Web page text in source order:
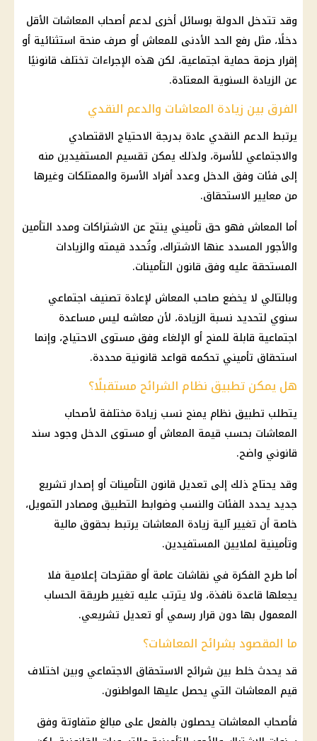
وقد تتدخل الدولة بوسائل أخرى لدعم أصحاب المعاشات الأقل
دخلًا، مثل رفع الحد الأدنى للمعاش أو صرف منحة استثنائية أو
إقرار حزمة حماية اجتماعية، لكن هذه الإجراءات تختلف قانونيًا
عن الزيادة السنوية المعتادة.
الفرق بين زيادة المعاشات والدعم النقدي
يرتبط الدعم النقدي عادة بدرجة الاحتياج الاقتصادي
والاجتماعي للأسرة، ولذلك يمكن تقسيم المستفيدين منه
إلى فئات وفق الدخل وعدد أفراد الأسرة والممتلكات وغيرها
من معايير الاستحقاق.
أما المعاش فهو حق تأميني ينتج عن الاشتراكات ومدد التأمين
والأجور المسدد عنها الاشتراك، وتُحدد قيمته والزيادات
المستحقة عليه وفق قانون التأمينات.
وبالتالي لا يخضع صاحب المعاش لإعادة تصنيف اجتماعي
سنوي لتحديد نسبة الزيادة، لأن معاشه ليس مساعدة
اجتماعية قابلة للمنح أو الإلغاء وفق مستوى الاحتياج، وإنما
استحقاق تأميني تحكمه قواعد قانونية محددة.
هل يمكن تطبيق نظام الشرائح مستقبلًا؟
يتطلب تطبيق نظام يمنح نسب زيادة مختلفة لأصحاب
المعاشات بحسب قيمة المعاش أو مستوى الدخل وجود سند
قانوني واضح.
وقد يحتاج ذلك إلى تعديل قانون التأمينات أو إصدار تشريع
جديد يحدد الفئات والنسب وضوابط التطبيق ومصادرالتمويل،
خاصة أن تغيير آلية زيادة المعاشات يرتبط بحقوق مالية
وتأمينية لملايين المستفيدين.
أما طرح الفكرة في نقاشات عامة أو مقترحات إعلامية فلا
يجعلها قاعدة نافذة، ولا يترتب عليه تغيير طريقة الحساب
المعمول بها دون قرار رسمي أو تعديل تشريعي.
ما المقصود بشرائح المعاشات؟
قد يحدث خلط بين شرائح الاستحقاق الاجتماعي وبين اختلاف
قيم المعاشات التي يحصل عليها المواطنون.
فأصحاب المعاشات يحصلون بالفعل على مبالغ متفاوتة وفق